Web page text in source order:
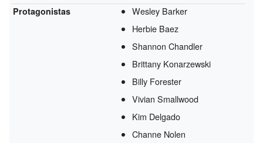
Protagonistas
Wesley Barker
Herbie Baez
Shannon Chandler
Brittany Konarzewski
Billy Forester
Vivian Smallwood
Kim Delgado
Channe Nolen